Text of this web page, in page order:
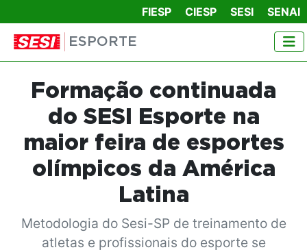
FIESP CIESP SESI SENAI
ESPORTE
Formação continuada
do SESI Esporte na
maior feira de esportes
olímpicos da América
Latina
Metodologia do Sesi-SP de treinamento de
atletas e profissionais do esporte se